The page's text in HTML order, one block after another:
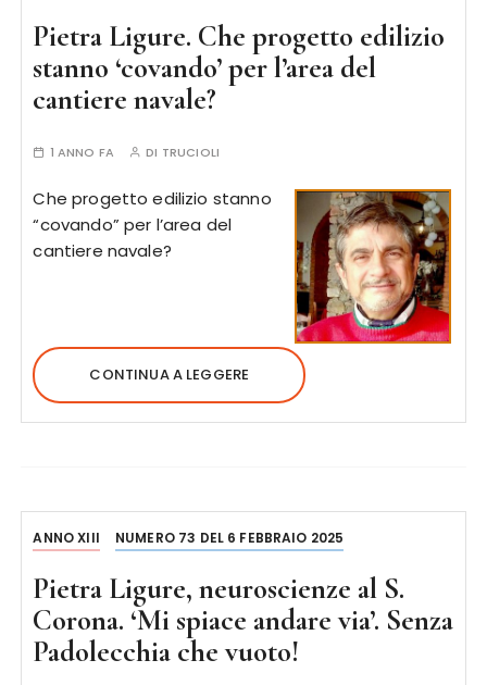
Pietra Ligure. Che progetto edilizio
stanno ‘covando’ per l’area del
cantiere navale?
1 ANNO FA DI TRUCIOLI
Che progetto edilizio stanno
“covando” per l’area del
cantiere navale?
CONTINUA A LEGGERE
ANNO XIII NUMERO 73 DEL 6 FEBBRAIO 2025
Pietra Ligure, neuroscienze al S.
Corona. ‘Mi spiace andare via’. Senza
Padolecchia che vuoto!